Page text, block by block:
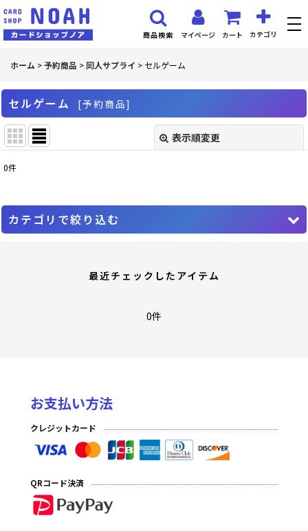
マイページ カート カテゴリ
商品検索
ホーム >予約商品 > 同人サプライ > セルゲーム
セルゲーム [予約商品]
表示順変更
並び順:
0件
カテゴリで絞り込む
フレシア/クラスター/フロンティアゲーム
サンパン/Cake Rabbits
逸遊団/ぱる家
Scarlet Agents & X valkyry
最近チェックしたアイテム
0件
お支払い方法
クレジットカード
QRコード決済